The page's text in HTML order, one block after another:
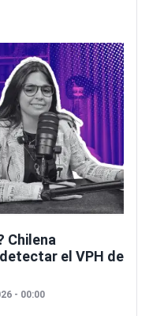
Chilena
el VPH de
- 00:00